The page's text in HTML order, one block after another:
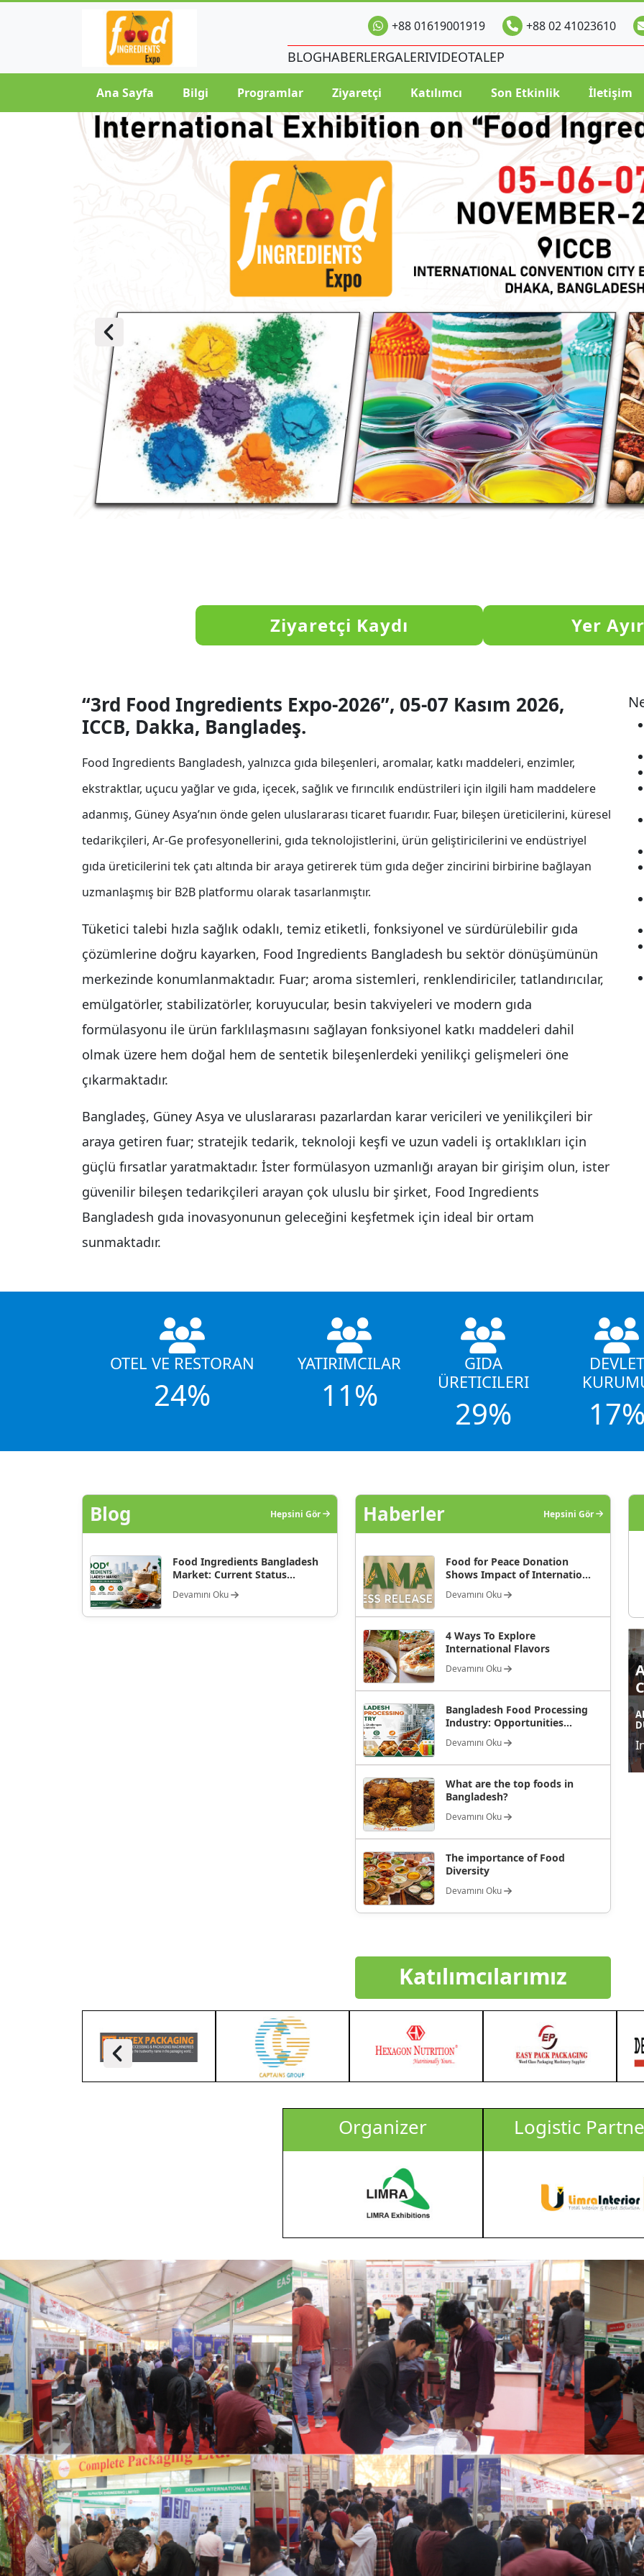
+88 01619001919 +88 02 41023610
BLOGHABERLERGALERIVIDEOTALEP
Ana Sayfa Bilgi Programlar Ziyaretçi Katılımcı Son Etkinlik İletişim
Ziyaretçi Kaydı Yer
“3rd Food Ingredients Expo-2026”, 05-07 Kasım 2026,
ICCB, Dakka, Bangladeş.
Food Ingredients Bangladesh, yalnızca gıda bileşenleri, aromalar, katkı maddeleri, enzimler,
ekstraktlar, uçucu yağlar ve gıda, içecek, sağlık ve fırıncılık endüstrileri için ilgili ham maddelere
adanmış, Güney Asya’nın önde gelen uluslararası ticaret fuarıdır. Fuar, bileşen üreticilerini, küresel
tedarikçileri, Ar-Ge profesyonellerini, gıda teknolojistlerini, ürün geliştiricilerini ve endüstriyel
gıda üreticilerini tek çatı altında bir araya getirerek tüm gıda değer zincirini birbirine bağlayan
uzmanlaşmış bir B2B platformu olarak tasarlanmıştır.
Tüketici talebi hızla sağlık odaklı, temiz etiketli, fonksiyonel ve sürdürülebilir gıda
çözümlerine doğru kayarken, Food Ingredients Bangladesh bu sektör dönüşümünün
merkezinde konumlanmaktadır. Fuar; aroma sistemleri, renklendiriciler, tatlandırıcılar,
emülgatörler, stabilizatörler, koruyucular, besin takviyeleri ve modern gıda
formülasyonu ile ürün farklılaşmasını sağlayan fonksiyonel katkı maddeleri dahil
olmak üzere hem doğal hem de sentetik bileşenlerdeki yenilikçi gelişmeleri öne
çıkarmaktadır.
Bangladeş, Güney Asya ve uluslararası pazarlardan karar vericileri ve yenilikçileri bir
araya getiren fuar; stratejik tedarik, teknoloji keşfi ve uzun vadeli iş ortaklıkları için
güçlü fırsatlar yaratmaktadır. İster formülasyon uzmanlığı arayan bir girişim olun, ister
güvenilir bileşen tedarikçileri arayan çok uluslu bir şirket, Food Ingredients
Bangladesh gıda inovasyonunun geleceğini keşfetmek için ideal bir ortam
sunmaktadır.
OTEL VE RESTORAN
24%
YATIRIMCILAR
11%
GIDA
ÜRETICILERI
29%
DEVLET
Blog Hepsini Gör
Food Ingredients Bangladesh
Market: Current Status...
Devamını Oku
Haberler Hepsini Gör
Food for Peace Donation
Shows Impact of Internatio...
Devamını Oku
4 Ways To Explore
International Flavors
Devamını Oku
Bangladesh Food Processing
Industry: Opportunities...
Devamını Oku
What are the top foods in
Bangladesh?
Devamını Oku
The importance of Food
Diversity
Devamını Oku
Katılımcılarımız
Organizer Logistic